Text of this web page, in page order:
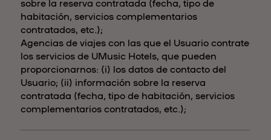
habitación, servicios complementarios
contratados, etc.);
Agencias de viajes con las que el Usuario contrate
los servicios de UMusic Hotels, que pueden
proporcionarnos: (i) los datos de contacto del
Usuario; (ii) información sobre la reserva
contratada (fecha, tipo de habitación, servicios
complementarios contratados, etc.);